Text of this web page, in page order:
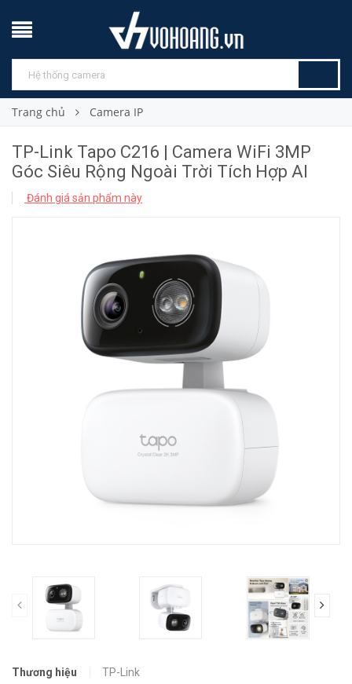
Trang chủ Camera IP
TP-Link Tapo C216 | Camera WiFi 3MP
Góc Siêu Rộng Ngoài Trời Tích Hợp AI
Đánh giá sản phẩm này
prev
Thương hiệu
TP-Link